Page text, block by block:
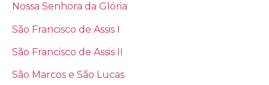
Nossa Senhora da Glória
São Francisco de Assis I
São Francisco de Assis II
São Marcos e São Lucas